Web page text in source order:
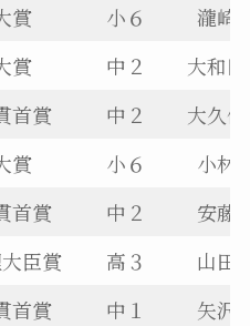
賞 小６
瀧崎
賞 中２
大和
首賞 中２
大久
賞 小６
小林
首賞 中２
安藤
臣賞 高３
山田
首賞 中１
矢沢